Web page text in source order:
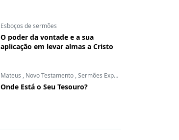
Esboços de sermões
O poder da vontade e a sua
aplicação em levar almas a Cristo
Mateus , Novo Testamento ,Sermões Expositivos
Onde Está o Seu Tesouro?